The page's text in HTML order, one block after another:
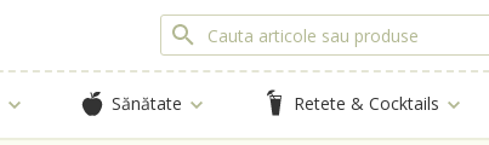
Sănătate Retete & Cocktails